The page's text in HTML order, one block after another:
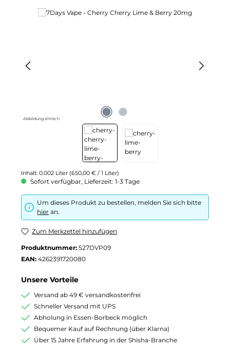
Bildergalerie überspringen
Abbildung ähnlich
Inhalt: 0.002 Liter (650,00 € / 1 Liter)
Sofort verfügbar, Lieferzeit: 1-3 Tage
Um dieses Produkt zu bestellen, melden Sie sich bitte
hier an.
Zum Merkzettel hinzufügen
Produktnummer: 527DVP09
EAN: 4262391720080
Unsere Vorteile
Versand ab 49 € versandkostenfrei
Schneller Versand mit UPS
Abholung in Essen-Borbeck möglich
Bequemer Kauf auf Rechnung (über Klarna)
Über 15 Jahre Erfahrung in der Shisha-Branche